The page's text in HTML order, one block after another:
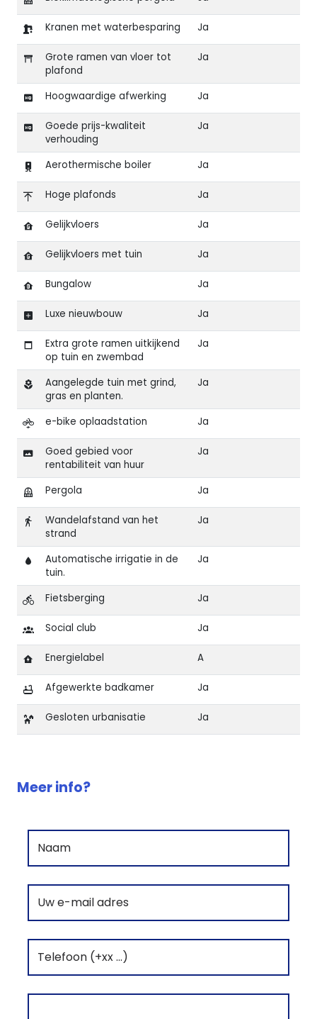
Kranen met waterbesparing Ja
Grote ramen van vloer tot
plafond
Ja
Hoogwaardige afwerking Ja
Goede prijs-kwaliteit
verhouding
Ja
Aerothermische boiler Ja
Hoge plafonds Ja
Gelijkvloers Ja
Gelijkvloers met tuin Ja
Bungalow Ja
Luxe nieuwbouw Ja
Extra grote ramen uitkijkend
op tuin en zwembad
Ja
Aangelegde tuin met grind,
gras en planten.
Ja
e-bike oplaadstation Ja
Goed gebied voor
rentabiliteit van huur
Ja
Pergola Ja
Wandelafstand van het
strand
Ja
Automatische irrigatie in de
tuin.
Ja
Fietsberging Ja
Social club Ja
Energielabel A
Afgewerkte badkamer Ja
Gesloten urbanisatie Ja
Meer info?